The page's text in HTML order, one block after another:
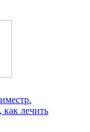
лечить